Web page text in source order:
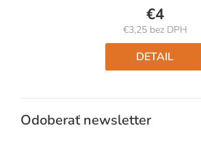
€4
€3,25 bez DPH
Jednotková
cena:
DETAIL
Odoberať newsletter